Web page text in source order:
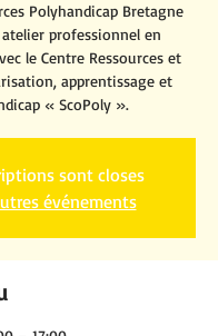
Polyhandicap Bretagne
professionnel en
le Centre Ressources et
apprentissage et
« ScoPoly ».
sont closes
événements